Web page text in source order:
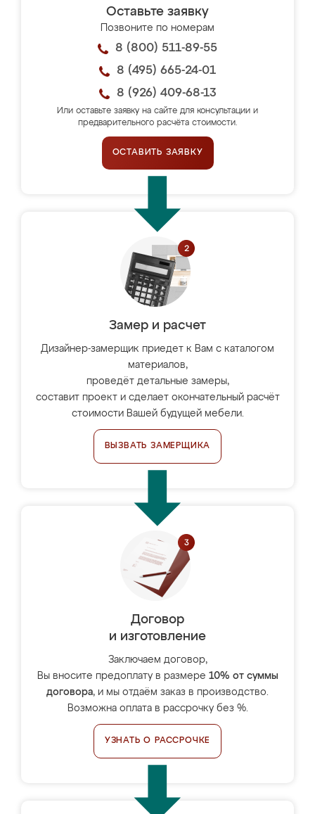
Оставьте заявку
Позвоните по номерам
8 (800) 511-89-55
8 (495) 665-24-01
8 (926) 409-68-13
Или оставьте заявку на сайте для консультации и
предварительного расчёта стоимости.
ОСТАВИТЬ ЗАЯВКУ
Замер и расчет
Дизайнер-замерщик приедет к Вам с каталогом
материалов,
проведёт детальные замеры,
составит проект и сделает окончательный расчёт
стоимости Вашей будущей мебели.
ВЫЗВАТЬ ЗАМЕРЩИКА
Договор
и изготовление
Заключаем договор,
Вы вносите предоплату в размере 10% от суммы
договора, и мы отдаём заказ в производство.
Возможна оплата в рассрочку без %.
УЗНАТЬ О РАССРОЧКЕ